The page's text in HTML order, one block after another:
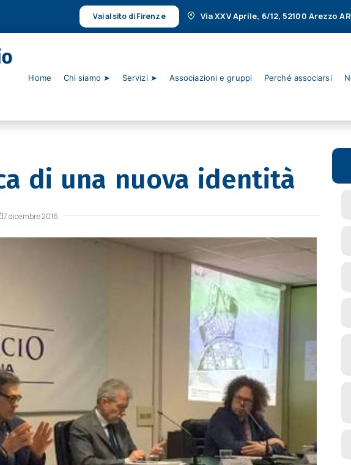
Vai al sito di Firenze Via XXV Aprile, 6/12, 52100 Arezzo AR
Home Chi siamo ➤ Servizi ➤ Associazioni e gruppi Perché associarsi
di una nuova identità
7 dicembre 2016